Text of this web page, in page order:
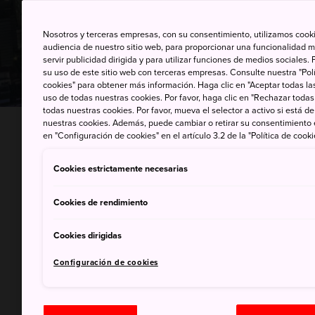
un
Nagoya
acceso a
Nosotros y terceras empresas, con su consentimiento, utilizamos
audiencia de nuestro sitio web, para proporcionar una funcionalidad
servir publicidad dirigida y para utilizar funciones de medios sociales.
su uso de este sitio web con terceras empresas. Consulte nuestra
cookies" para obtener más información. Haga clic en "Aceptar todas
uso de todas nuestras cookies. Por favor, haga clic en "Rechazar
todas nuestras cookies. Por favor, mueva el selector a activo si está
nuestras cookies. Además, puede cambiar o retirar su
en "Configuración de cookies" en el artículo 3.2 de la "Política de
Cookies estrictamente necesarias
Cookies de rendimiento
Cookies dirigidas
Configuración de cookies